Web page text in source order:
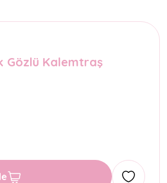
Gözlü Kalemtraş